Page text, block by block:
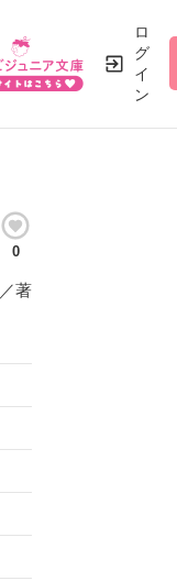
ロ
グ
イ
ン
0
／著